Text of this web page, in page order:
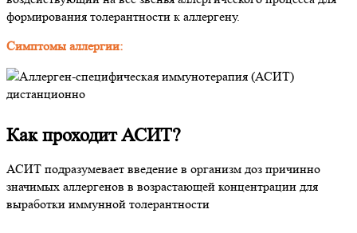
формирования толерантности к аллергену.
Симптомы аллергии:
Как проходит АСИТ?
АСИТ подразумевает введение в организм доз причинно
значимых аллергенов в возрастающей концентрации для
выработки иммунной толерантности